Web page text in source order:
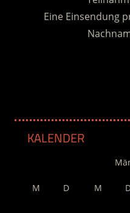
Eine Einsendung
KALENDER
M D M